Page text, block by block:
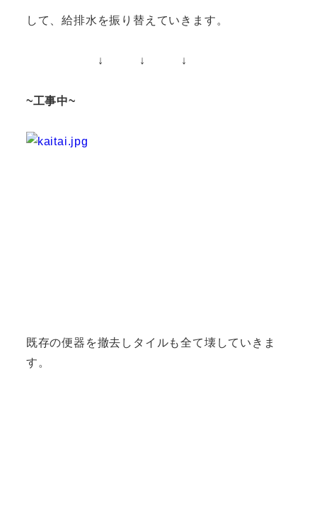
して、給排水を振り替えていきます。
↓ ↓ ↓
~工事中~
既存の便器を撤去しタイルも全て壊していきま
す。